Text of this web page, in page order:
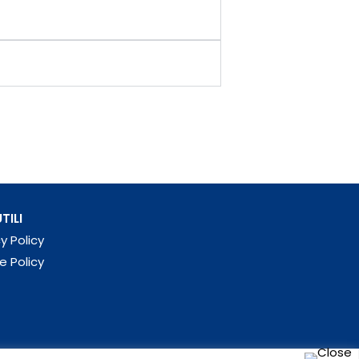
Policy
Policy